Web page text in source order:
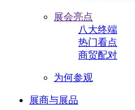
展会亮点
八大终端
热门看点
商贸配对
为何参观
展商与展品